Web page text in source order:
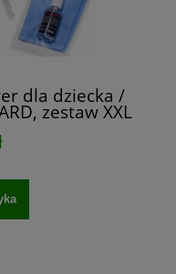
dla dziecka /
zestaw XXL